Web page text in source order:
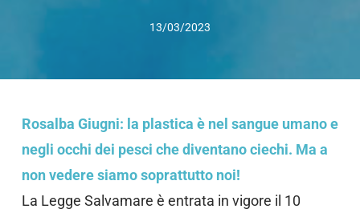
13/03/2023
Rosalba Giugni: la plastica è nel sangue umano e
negli occhi dei pesci che diventano ciechi. Ma a
non vedere siamo soprattutto noi!
La Legge Salvamare è entrata in vigore il 10